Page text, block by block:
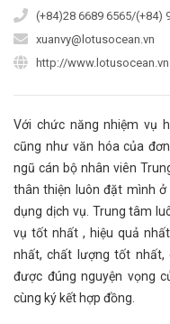
(+84)28 6689 6565/(+84)
xuanvy@lotusocean.vn
http://www.lotusocean.vn
Với chức năng nhiệm vụ
cũng như văn hóa của
ngũ cán bộ nhân viên
thân thiện luôn đặt mình
dụng dịch vụ. Trung tâm
vụ tốt nhất , hiệu quả
nhất, chất lượng tốt
được đúng nguyện vọng
cùng ký kết hợp đồng.